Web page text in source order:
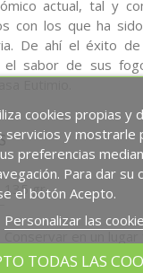
actual, tal y
con los que ha
De ahí el éxito
el sabor de sus
135 gr.
Conservar en un lugar
cookies propias y
y mostrarle
preferencias
Para dar su
el botón Acepto.
Personalizar las
TODAS LAS